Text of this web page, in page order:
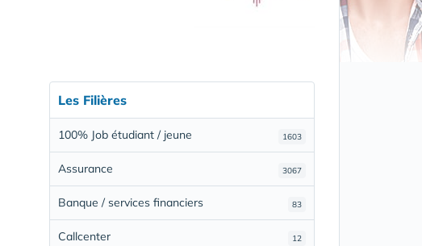
Les Filières
1603
100% Job étudiant / jeune
3067
Assurance
83
Banque / services financiers
12
Callcenter